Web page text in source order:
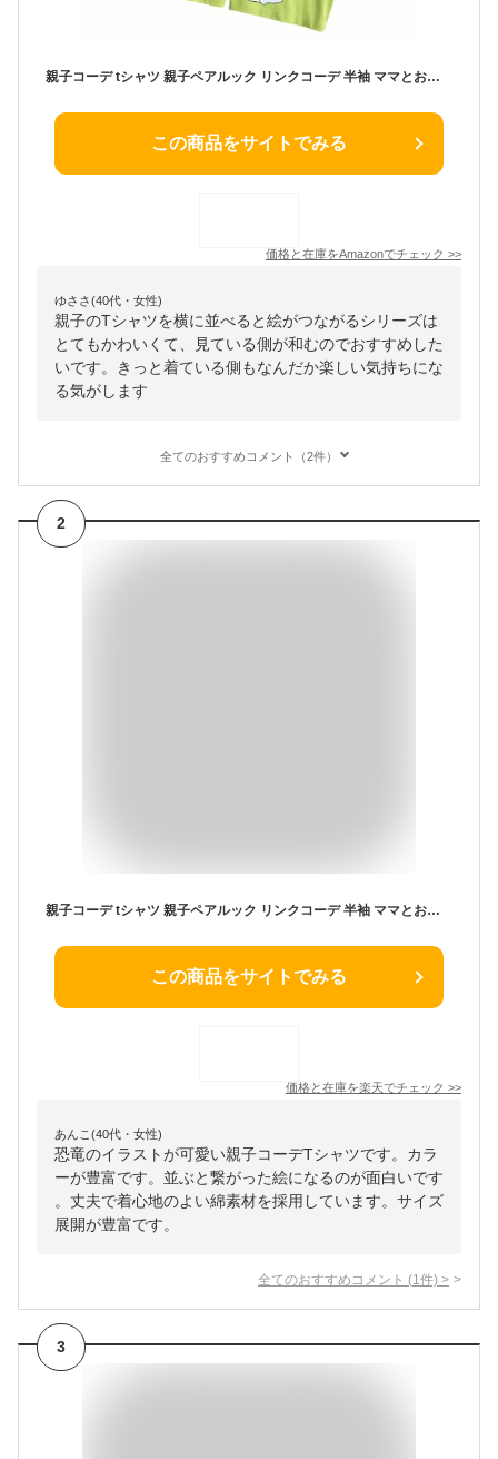
親子コーデ tシャツ 親子ペアルック リンクコーデ 半袖 ママとお揃い 親子でつながる 誕生日 記念日 恐竜 Tシャツ 綿 可愛い 親子T-shirt 親子お揃い 親子お揃いtシャツ ペアルック 親子服
この商品をサイトでみる
価格と在庫をAmazonでチェック >>
ゆささ(40代・女性)
親子のTシャツを横に並べると絵がつながるシリーズは
とてもかわいくて、見ている側が和むのでおすすめした
いです。きっと着ている側もなんだか楽しい気持ちにな
る気がします
全てのおすすめコメント（2件）
2
親子コーデ tシャツ 親子ペアルック リンクコーデ 半袖 ママとお揃い 親子でつながる 誕生日 記念日 恐竜 Tシャツ 綿 可愛い 親子お揃い 親子お揃いtシャツ バースデー 家族 おそろい プレゼント お揃い ペアtシャツ 親子ペア 実用的 大きいサイズ 送料無料
この商品をサイトでみる
価格と在庫を楽天でチェック >>
あんこ(40代・女性)
恐竜のイラストが可愛い親子コーデTシャツです。カラ
ーが豊富です。並ぶと繋がった絵になるのが面白いです
。丈夫で着心地のよい綿素材を採用しています。サイズ
展開が豊富です。
全てのおすすめコメント (1 件) >
3